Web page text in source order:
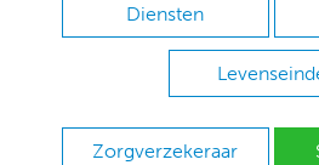
Diensten
Zorgverzekeraar